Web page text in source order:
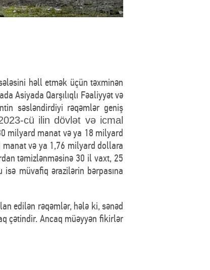
həll etmək üçün təxminən
Asiyada Qarşılıqlı Fəaliyyət və
səsləndirdiyi rəqəmlər geniş
cü ilin dövlət və icmal
milyard manat və ya 18 milyard
və ya 1,76 milyard dollara
təmizlənməsinə 30 il vaxt, 25
müvafiq ərazilərin bərpasına
edilən rəqəmlər, hələ ki, sənəd
çətindir. Ancaq müəyyən fikirlər